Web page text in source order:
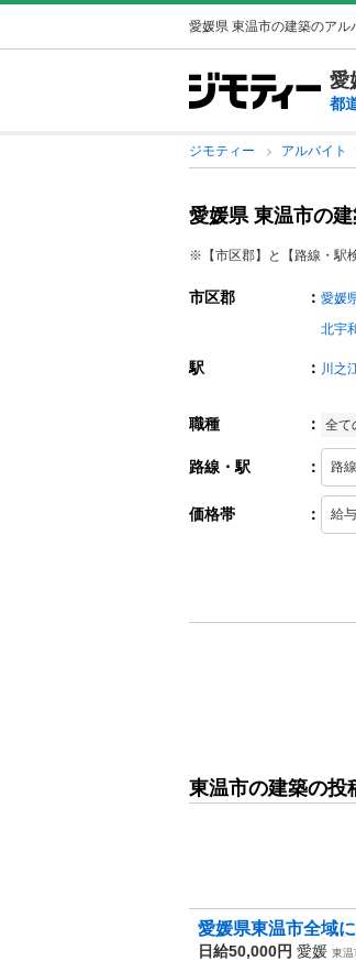
愛媛県 東温市の建築のア
愛
都
ジモティー アルバイト
愛媛県 東温市の
※【市区郡】と【路線・駅
市区郡 ： 愛媛
北宇
駅 ： 川之
職種 ： 全て
路線・駅 ：
価格帯 ：
東温市の建築の投
愛媛県東温市全域
日給50,000円 愛媛 東温